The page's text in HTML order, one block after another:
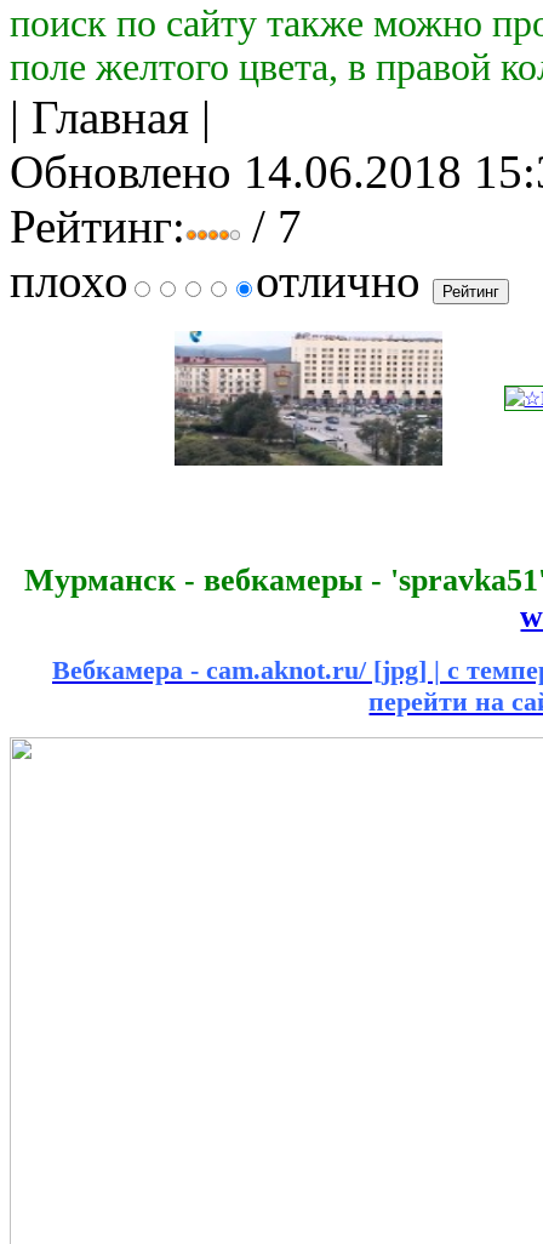
поиск по сайту также можно
поле желтого цвета, в правой
| Главная |
Обновлено 14.06.2018
Рейтинг:
/ 7
плохо
отлично
Мурманск - вебкамеры -
Вебкамера - cam.aknot.ru/ [jpg] | с
перейти на